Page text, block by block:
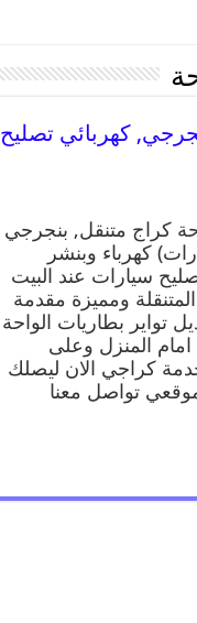
كهرباء وبنشر, بنجرجي, كهربائي تصليح
كراج متنقل, بنجرجي
كهرباء وبنشر
سيارات عند البيت
ومميزة مقدمة
تواير بطاريات الواحة
المنزل وعلى
كراجي الان ليصلك
تواصل معنا